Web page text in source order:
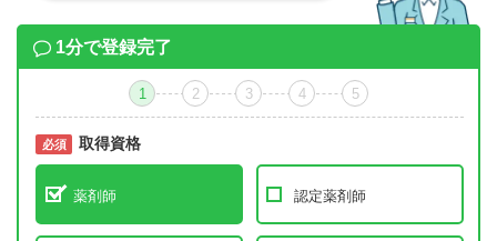
1分で登録完了
1 2 3 4 5
必須 取得資格
薬剤師 認定薬剤師